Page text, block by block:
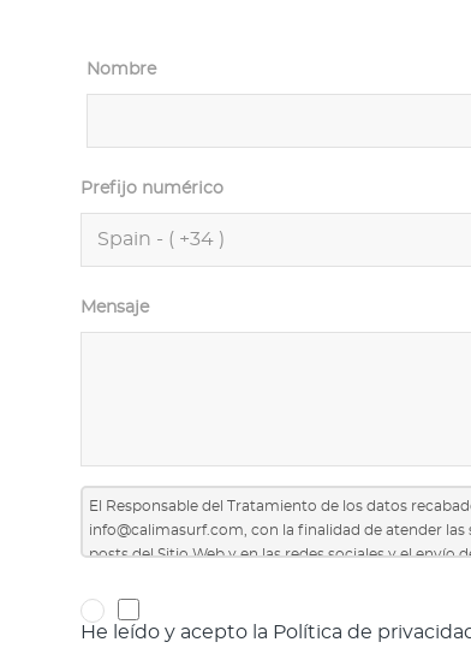
Nombre
Prefijo numérico
Mensaje
El Responsable del Tratamiento de los datos
info@calimasurf.com , con la finalidad de atender
posts del Sitio Web y en las redes sociales y el envío
limitación u oposición al tratamiento, a no ser
transparente sobre el tratamiento de los datos, y a
He leído y acepto la Política de